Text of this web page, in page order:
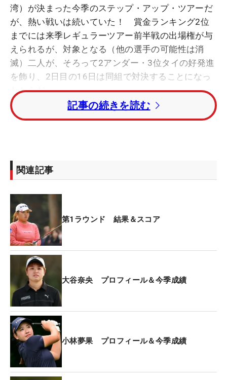
湾）が決まった今季のステップ・アップ・ツアーだ
が、熱い戦いは続いていた！ 賞金ランキング2位
までには来季レギュラーツアー前半戦の出場権が与
えられるが、対象となる（他の選手の可能性は消
滅）二人が、そろって2アンダー・3位タイの好発進
を飾り、2日目の16日は同組で対決することになっ
たからだ。
まず、その差は約131万円で逃げきりたい賞金ラン
グでカバーできた。もったいないバーディパットが
3つありましたが、シビアなパットも決められたの
トップと1打差は良い位置だと思う」
一方、今大会の優勝賞金は360万円だけに、狙って
いきたい賞金ランキング3位の小林光希。「1打1打
集中して回ることが目標だった。パッティングでピ
ンチをしのげたし、そのとおりにプレーできたの
で、良いスタートが切れた。難しいコースをアンダ
ーパーで回れたので、納得度は高いです。この大会
で優勝すれば、自力で賞金ランキング2位に入れる
ことを計算してきました」
そして、2日目のプレーを聞かれると、「2日目は小
林光希さんと同組ですが、私は一人で黙々とプレー
記事の続きを読む
関連記事
第1ラウンド 結果＆スコア
大谷奈央 プロフィール＆今季成績
小林夢果 プロフィール＆今季成績